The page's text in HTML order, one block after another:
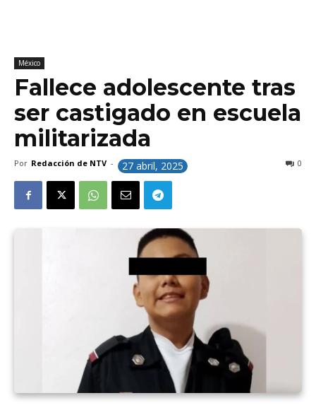
México
Fallece adolescente tras
ser castigado en escuela
militarizada
Por Redacción de NTV - 27 abril, 2025 0